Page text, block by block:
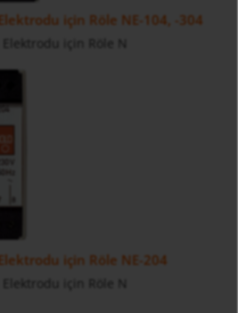
için Röle NE-104, -304
için Röle N
için Röle NE-204
için Röle N